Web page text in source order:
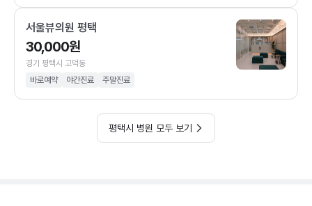
서울뷰의원 평택
30,000원
경기 평택시 고덕동
바로예약
야간진료 주말진료
평택시 병원 모두 보기